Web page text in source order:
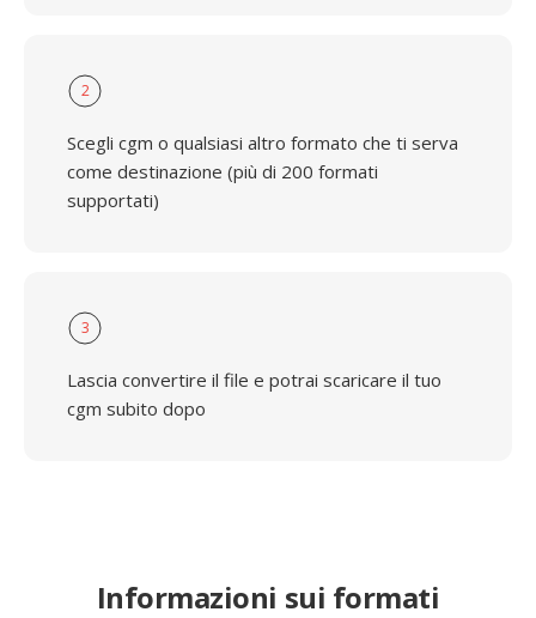
2
Scegli cgm o qualsiasi altro formato che ti serva
come destinazione (più di 200 formati
supportati)
3
Lascia convertire il file e potrai scaricare il tuo
cgm subito dopo
Informazioni sui formati